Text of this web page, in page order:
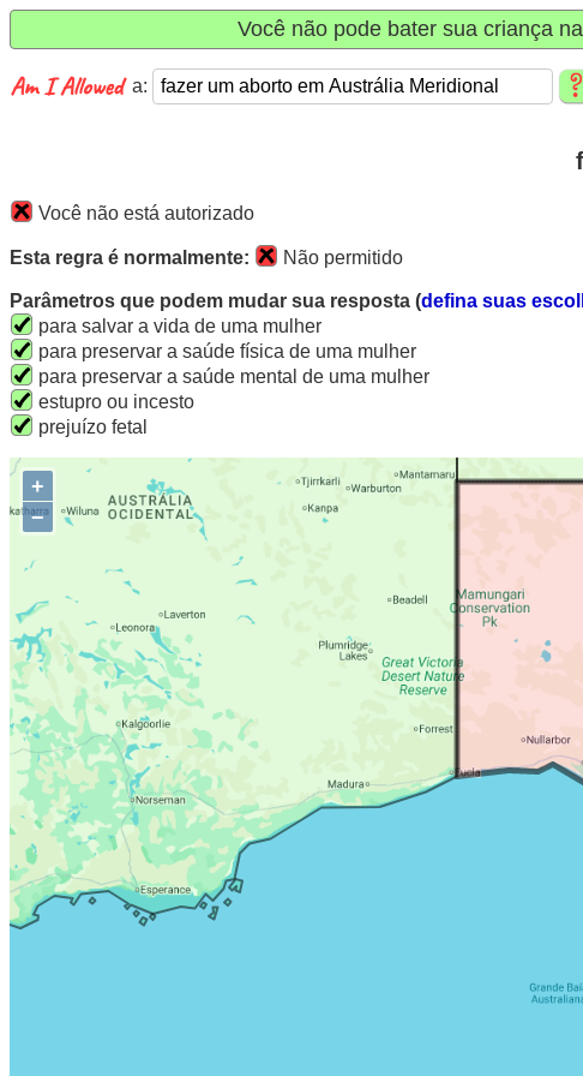
Você não pode bater sua criança
a:
Você não está autorizado
Esta regra é normalmente: Não permitido
Parâmetros que podem mudar sua resposta (defina suas
para salvar a vida de uma mulher
para preservar a saúde física de uma mulher
para preservar a saúde mental de uma mulher
estupro ou incesto
prejuízo fetal
+
−